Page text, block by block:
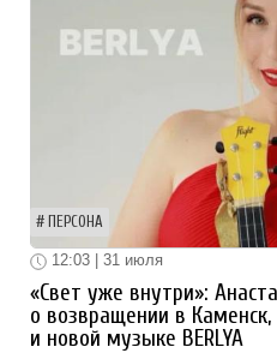
ПЕРСОНА
12:03 | 31 июля
«Свет уже внутри»:
о возвращении в
и новой музыке BERLYA